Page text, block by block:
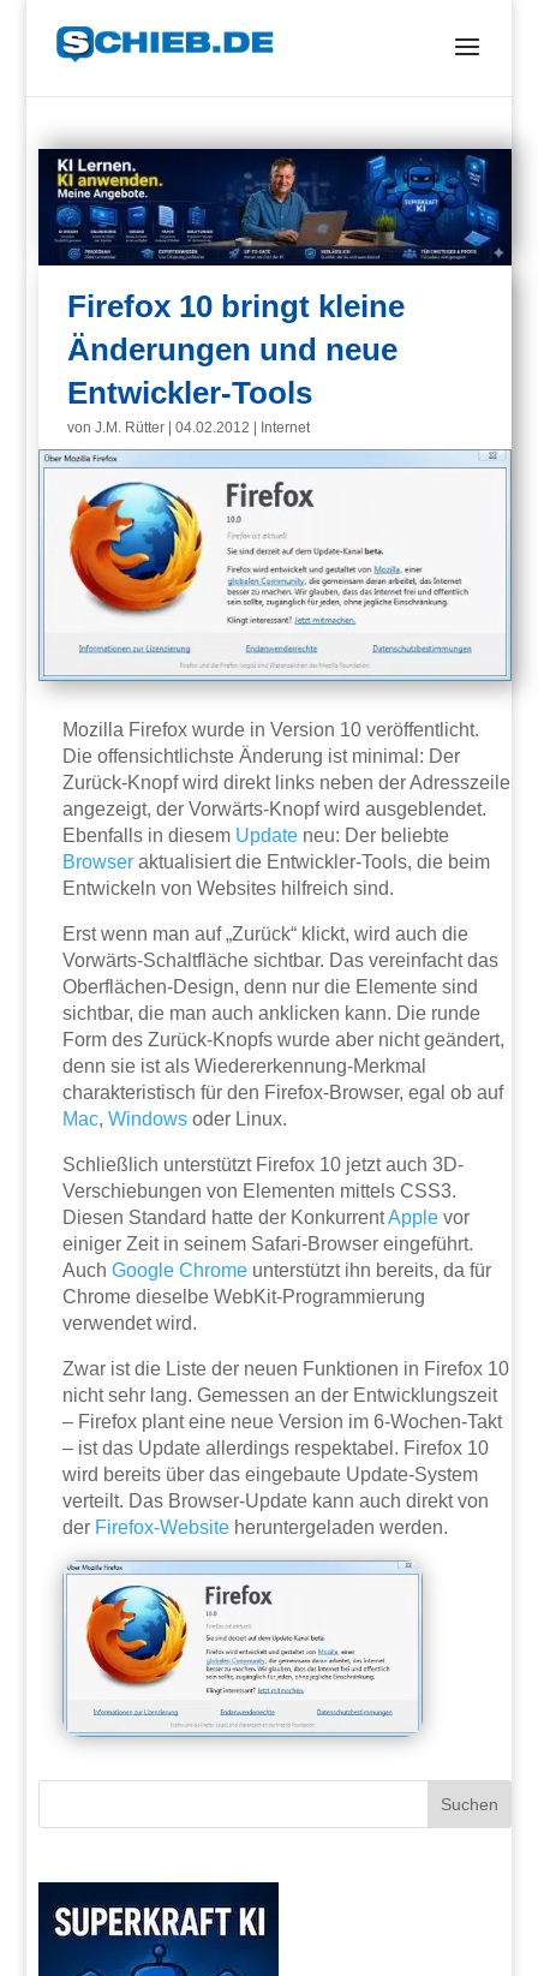
Firefox 10 bringt kleine
Änderungen und neue
Entwickler-Tools
vonJ.M. Rütter |04.02.2012 Internet
Mozilla Firefox wurde in Version 10 veröffentlicht.
Die offensichtlichste Änderung ist minimal: Der
Zurück-Knopf wird direkt links neben der Adresszeile
angezeigt, der Vorwärts-Knopf wird ausgeblendet.
Ebenfalls in diesem Update neu: Der beliebte
Browser aktualisiert die Entwickler-Tools, die beim
Entwickeln von Websites hilfreich sind.
Erst wenn man auf „Zurück“ klickt, wird auch die
Vorwärts-Schaltfläche sichtbar. Das vereinfacht das
Oberflächen-Design, denn nur die Elemente sind
sichtbar, die man auch anklicken kann. Die runde
Form des Zurück-Knopfs wurde aber nicht geändert,
denn sie ist als Wiedererkennung-Merkmal
charakteristisch für den Firefox-Browser, egal ob auf
Mac,Windows oder Linux.
Schließlich unterstützt Firefox 10 jetzt auch 3D-
Verschiebungen von Elementen mittels CSS3.
Diesen Standard hatte der KonkurrentApple vor
einiger Zeit in seinem Safari-Browser eingeführt.
AuchGoogle Chrome unterstützt ihn bereits, da für
Chrome dieselbe WebKit-Programmierung
verwendet wird.
Zwar ist die Liste der neuen Funktionen in Firefox 10
nicht sehr lang. Gemessen an der Entwicklungszeit
– Firefox plant eine neue Version im 6-Wochen-Takt
– ist das Update allerdings respektabel. Firefox 10
wird bereits über das eingebaute Update-System
verteilt. Das Browser-Update kann auch direkt von
der Firefox-Website heruntergeladen werden.